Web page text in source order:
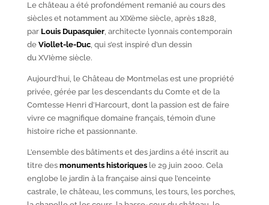
Le château a été profondément remanié au cours des
siècles et notamment au XIXèmesiècle, après 1828,
par Louis Dupasquier, architecte lyonnais contemporain
de Viollet-le-Duc, qui s’est inspiré d’un dessin
du XVIèmesiècle.
Aujourd’hui, le Château de Montmelas est une propriété
privée, gérée par les descendants du Comte et de la
Comtesse Henri d’Harcourt, dont la passion est de faire
vivre ce magnifique domaine français, témoin d’une
histoire riche et passionnante.
L’ensemble des bâtiments et des jardins a été inscrit au
titre des monuments historiquesle 29 juin 2000. Cela
englobe le jardin à la française ainsi que l’enceinte
castrale, le château, les communs, les tours, les porches,